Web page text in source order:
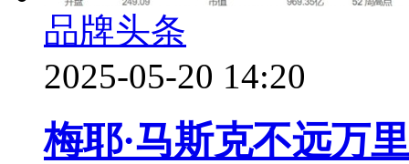
品牌头条
2025-05-20 14:20
梅耶·马斯克不远万